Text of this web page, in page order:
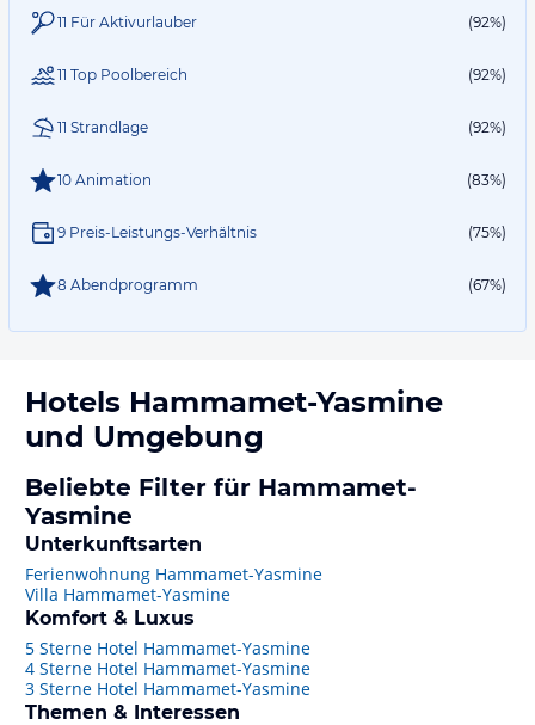
11 Für Aktivurlauber (92%)
11 Top Poolbereich (92%)
11 Strandlage (92%)
10 Animation (83%)
9 Preis-Leistungs-Verhältnis (75%)
8 Abendprogramm (67%)
Hotels Hammamet-Yasmine
und Umgebung
Beliebte Filter für Hammamet-
Yasmine
Unterkunftsarten
Ferienwohnung Hammamet-Yasmine
Villa Hammamet-Yasmine
Komfort & Luxus
5 Sterne Hotel Hammamet-Yasmine
4 Sterne Hotel Hammamet-Yasmine
3 Sterne Hotel Hammamet-Yasmine
Themen & Interessen